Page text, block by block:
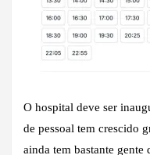
O hospital deve ser
de pessoal tem crescido
ainda tem bastante gente